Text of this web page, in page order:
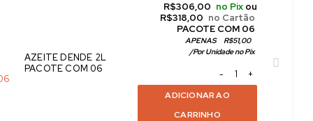
AZEITE DENDE 2L
PACOTE COM 06
R$306,00 no Pix ou
R$318,00 no Cartão
PACOTE COM 06
APENAS R$51,00
/Por Unidade no Pix
ADICIONAR AO
CARRINHO